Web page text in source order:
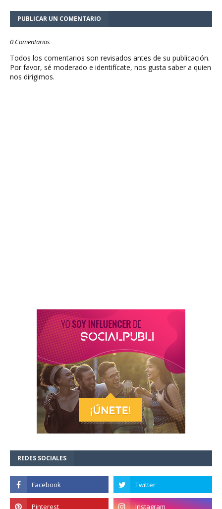
PUBLICAR UN COMENTARIO
0 Comentarios
Todos los comentarios son revisados antes de su publicación.
Por favor, sé moderado e identifícate, nos gusta saber a quien
nos dirigimos.
REDES SOCIALES